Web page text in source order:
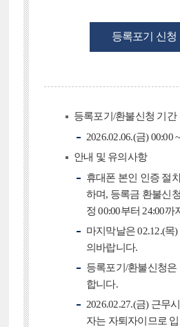
등록포기 신청
등록포기/환불신청 기간
2026.02.06.(금) 00:00
안내 및 유의사항
휴대폰 본인 인증 절
하며, 등록금 환불신
정 00:00부터 24:00
마지막날은 02.12.(목
의바랍니다.
등록포기/환불신청
합니다.
2026.02.27.(금) 근무
자는 자퇴자이므로